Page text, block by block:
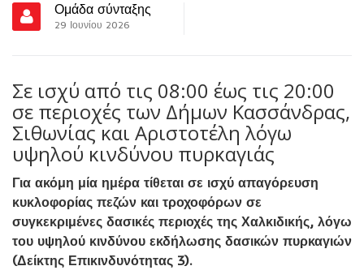
Ομάδα σύνταξης
29 Ιουνίου 2026
Σε ισχύ από τις 08:00 έως τις 20:00
σε περιοχές των Δήμων Κασσάνδρας,
Σιθωνίας και Αριστοτέλη λόγω
υψηλού κινδύνου πυρκαγιάς
Για ακόμη μία ημέρα τίθεται σε ισχύ απαγόρευση
κυκλοφορίας πεζών και τροχοφόρων σε
συγκεκριμένες δασικές περιοχές της Χαλκιδικής, λόγω
του υψηλού κινδύνου εκδήλωσης δασικών πυρκαγιών
(Δείκτης Επικινδυνότητας 3).